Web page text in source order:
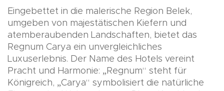
Eingebettet in die malerische Region Belek,
umgeben von majestätischen Kiefern und
atemberaubenden Landschaften, bietet das
Regnum Carya ein unvergleichliches
Luxuserlebnis. Der Name des Hotels vereint
Pracht und Harmonie: „Regnum“ steht für
Königreich, „Carya“ symbolisiert die natürliche